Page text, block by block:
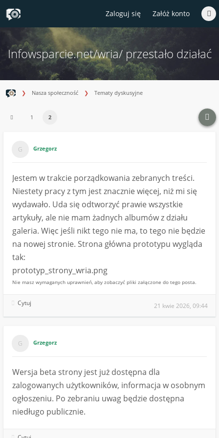
Zaloguj się Załóż konto
Infowsparcie.net/wria/ przestało działać
Nasza społeczność Tematy dyskusyjne
1 2
Grzegorz
Jestem w trakcie porządkowania zebranych treści.
Niestety pracy z tym jest znacznie więcej, niż mi się
wydawało. Uda się odtworzyć prawie wszystkie
artykuły, ale nie mam żadnych albumów z działu
galeria. Więc jeśli nikt tego nie ma, to tego nie będzie
na nowej stronie. Strona główna prototypu wygląda
tak:
prototyp_strony_wria.png
Nie masz wymaganych uprawnień, aby zobaczyć pliki załączone do tego posta.
Cytuj 21 kwie 2026, 09:44
Grzegorz
Wersja beta strony jest już dostępna dla
zalogowanych użytkowników, informacja w osobnym
ogłoszeniu. Po zebraniu uwag będzie dostępna
niedługo publicznie.